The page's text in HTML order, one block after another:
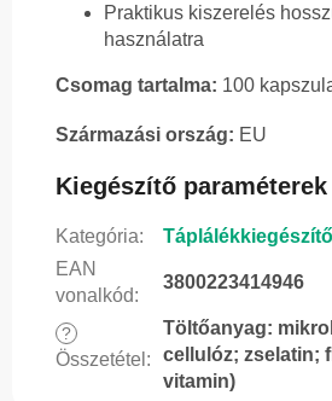
Praktikus kiszerelés
használatra
Csomag tartalma: 100
Származási ország: EU
Kiegészítő paraméterek
Kategória:
EAN
vonalkód:
3800223414946
?
Összetétel :
Töltőanyag:
cellulóz; zselatin;
vitamin)